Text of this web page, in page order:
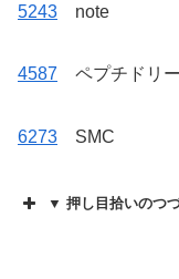
5243 note
4587 ペプチドリ
6273 SMC
▼ 押し目拾いのつ